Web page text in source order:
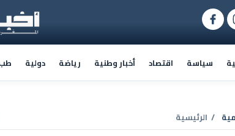
سياسة اقتصاد أخبار وطنية رياضة دولية
/ الرئيسية